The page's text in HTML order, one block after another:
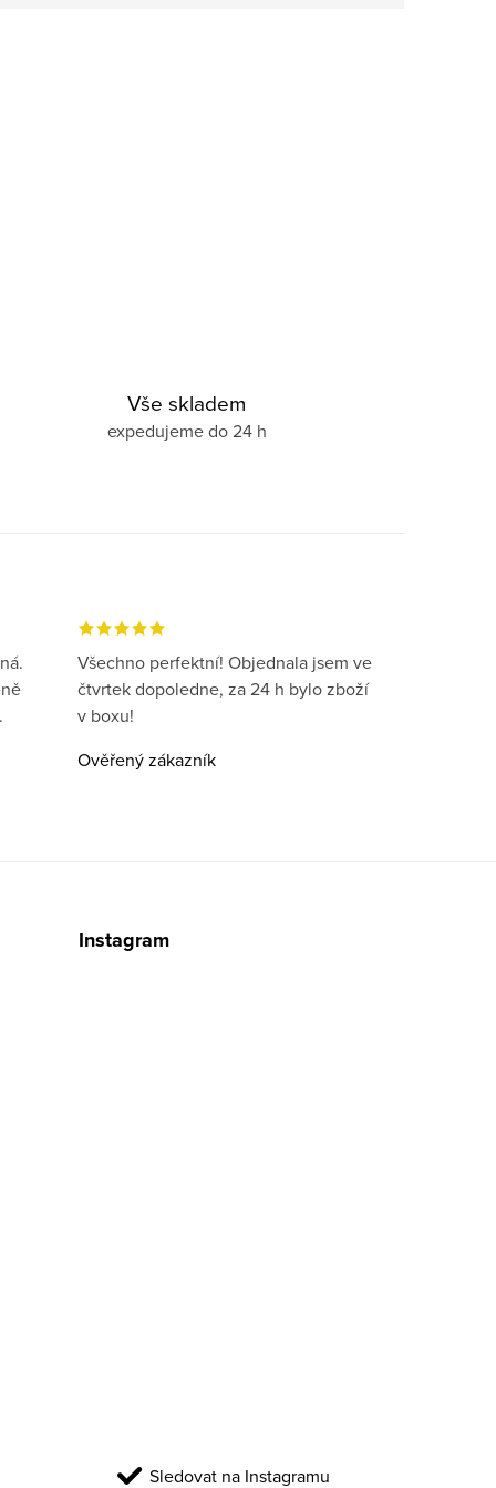
Vše skladem
expedujeme do 24 h
Všechno perfektní! Objednala jsem ve
čtvrtek dopoledne, za 24 h bylo zboží
v boxu!
Ověřený zákazník
Instagram
Sledovat na Instagramu